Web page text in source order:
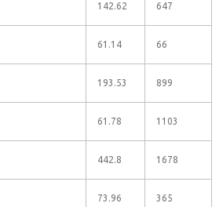
142.62 647
61.14 66
193.53 899
61.78 1103
442.8 1678
73.96 365